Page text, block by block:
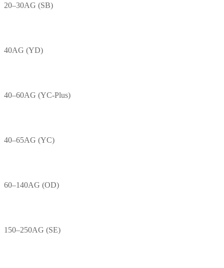
20–30AG (SB)
40AG (YD)
40–60AG (YC-Plus)
40–65AG (YC)
60–140AG (OD)
150–250AG (SE)